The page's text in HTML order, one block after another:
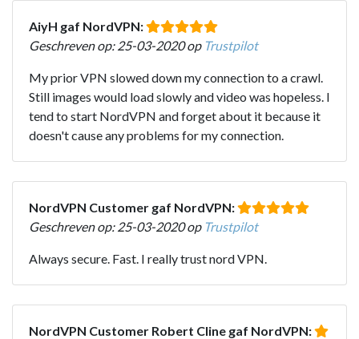
AiyH gaf NordVPN:
Geschreven op: 25-03-2020 op Trustpilot
My prior VPN slowed down my connection to a crawl.
Still images would load slowly and video was hopeless. I
tend to start NordVPN and forget about it because it
doesn't cause any problems for my connection.
NordVPN Customer gaf NordVPN:
Geschreven op: 25-03-2020 op Trustpilot
Always secure. Fast. I really trust nord VPN.
NordVPN Customer Robert Cline gaf NordVPN: